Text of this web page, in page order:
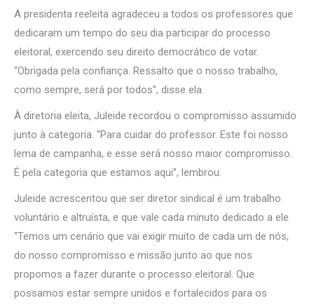
A presidenta reeleita agradeceu a todos os professores que
dedicaram um tempo do seu dia participar do processo
eleitoral, exercendo seu direito democrático de votar.
“Obrigada pela confiança. Ressalto que o nosso trabalho,
como sempre, será por todos”, disse ela.
À diretoria eleita, Juleide recordou o compromisso assumido
junto à categoria. “Para cuidar do professor. Este foi nosso
lema de campanha, e esse será nosso maior compromisso.
É pela categoria que estamos aqui”, lembrou.
Juleide acrescentou que ser diretor sindical é um trabalho
voluntário e altruísta, e que vale cada minuto dedicado a ele.
“Temos um cenário que vai exigir muito de cada um de nós,
do nosso compromisso e missão junto ao que nos
propomos a fazer durante o processo eleitoral. Que
possamos estar sempre unidos e fortalecidos para os